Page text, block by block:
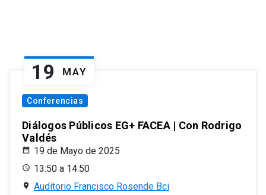
19 MAY
Conferencias
Diálogos Públicos EG+ FACEA | Con Rodrigo
Valdés
19 de Mayo de 2025
13:50 a 14:50
Auditorio Francisco Rosende Bci